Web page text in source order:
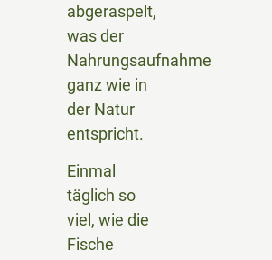
abgeraspelt,
was der
Nahrungsaufnahme
ganz wie in
der Natur
entspricht.
Einmal
täglich so
viel, wie die
Fische